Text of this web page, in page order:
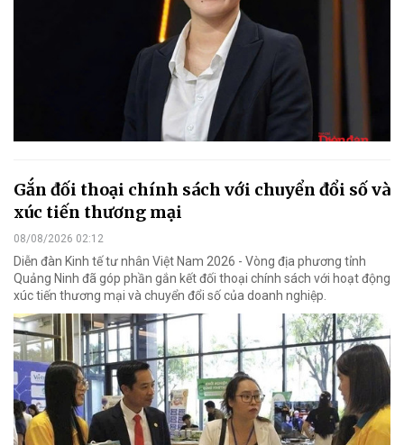
Gắn đối thoại chính sách với chuyển đổi số và
xúc tiến thương mại
08/08/2026 02:12
Diễn đàn Kinh tế tư nhân Việt Nam 2026 - Vòng địa phương tỉnh
Quảng Ninh đã góp phần gắn kết đối thoại chính sách với hoạt động
xúc tiến thương mại và chuyển đổi số của doanh nghiệp.